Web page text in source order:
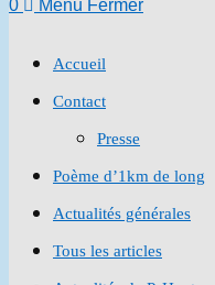
0 Menu Fermer
Accueil
Contact
Presse
Poème d’1km de long
Actualités générales
Tous les articles